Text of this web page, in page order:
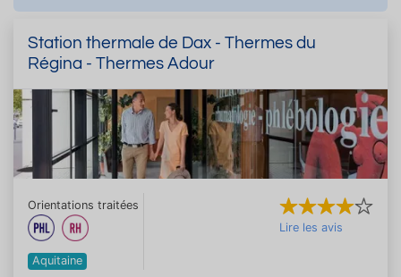
Station thermale de Dax - Thermes du
Régina - Thermes Adour
Orientations traitées
Aquitaine
Lire les avis